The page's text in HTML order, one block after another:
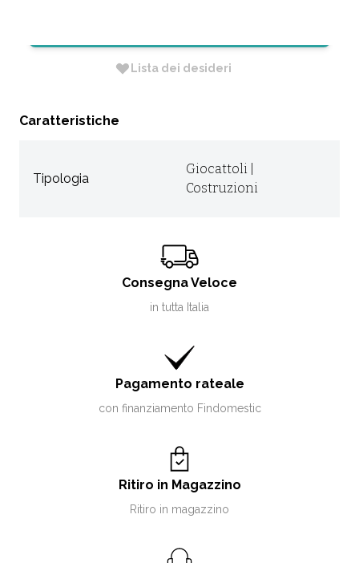
Lista dei desideri
Caratteristiche
Tipologia
Giocattoli |
Costruzioni
Consegna Veloce
in tutta Italia
Pagamento rateale
con finanziamento Findomestic
Ritiro in Magazzino
Ritiro in magazzino